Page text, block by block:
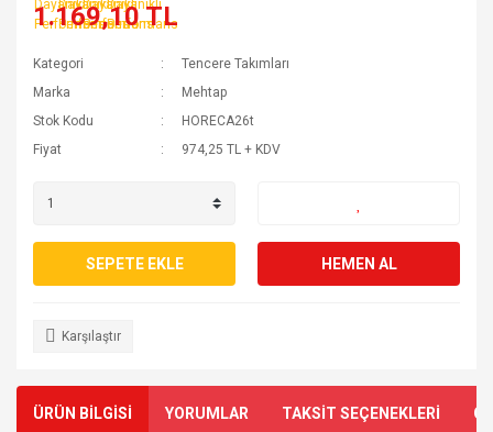
1.169,10 TL
Kategori
Tencere Takımları
Marka
Mehtap
Stok Kodu
HORECA26t
Fiyat
974,25 TL + KDV
SEPETE EKLE HEMEN AL
Karşılaştır
ÜRÜN BİLGİSİ YORUMLAR TAKSİT SEÇENEKLERİ